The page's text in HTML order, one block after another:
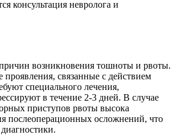
консультация невролога и
возникновения тошноты и рвоты.
связанные с действием
специального лечения,
в течение 2-3 дней. В случае
приступов рвоты высока
послеоперационных осложнений, что